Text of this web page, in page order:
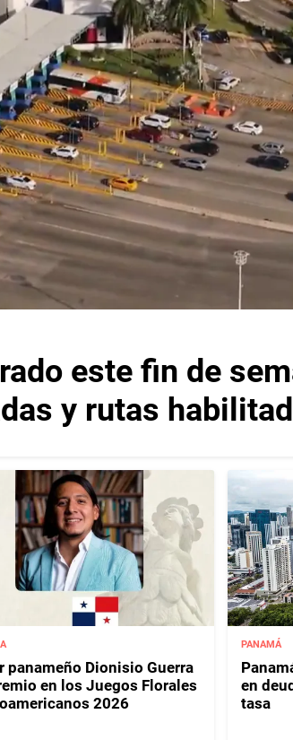
este fin de
y rutas
panameño Dionisio Guerra
en los Juegos Florales
2026
PANAMÁ
en
tasa